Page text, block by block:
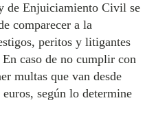
de Enjuiciamiento Civil se
comparecer a la
peritos y litigantes
caso de no cumplir con
multas que van desde
según lo determine